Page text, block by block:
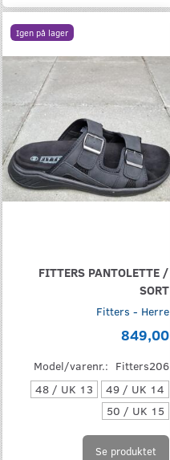
Igen på lager
FITTERS PANTOLETTE /
SORT
Fitters - Herre
849,00
Model/varenr.: Fitters206
48 / UK 13
49 / UK 14
50 / UK 15
Se produktet